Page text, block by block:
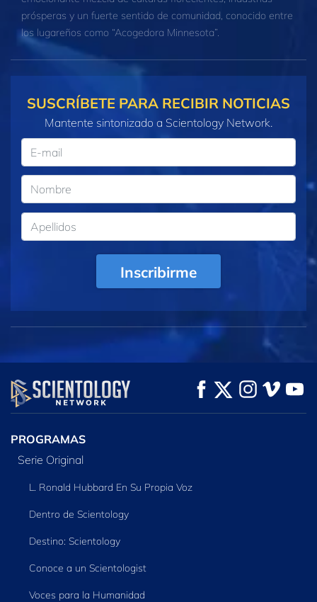
prósperas y un fuerte sentido de comunidad, conocido entre
los lugareños como “Acogedora Minnesota”.
SUSCRÍBETE PARA RECIBIR NOTICIAS
Mantente sintonizado a Scientology Network.
Inscribirme
PROGRAMAS
Serie Original
L. Ronald Hubbard En Su Propia Voz
Dentro de Scientology
Destino: Scientology
Conoce a un Scientologist
Voces para la Humanidad